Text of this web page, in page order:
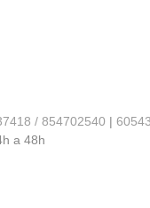
/ 854702540 |
a 48h